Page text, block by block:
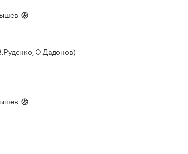
О.Дадонов)